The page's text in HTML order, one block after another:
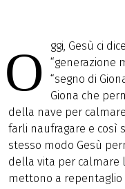
O
ggi, Gesù ci
“generazione
“segno di
Giona che
della nave per
farli naufragare e così
stesso modo Gesù
della vita per calmare
mettono a repentaglio